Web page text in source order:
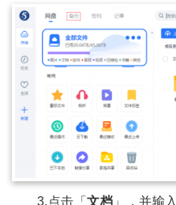
3.点击「文档 」，并输